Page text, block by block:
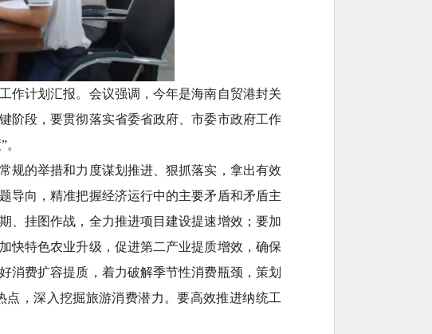
作计划汇报。会议强调，今年是海南自贸港封关
阶段，要贯彻落实省委省政府、市委市政府工作
规的举措和力度谋划推进、狠抓落实，拿出有效
导向，精准把握经济运行中的主要矛盾和矛盾主
、挂图作战，全力推进项目建设提速增效；要加
快特色农业升级，促进第二产业提质增效，确保
消费扩容提质，着力破解季节性消费瓶颈，策划
，深入挖掘旅游消费潜力。要高效推进纳统工